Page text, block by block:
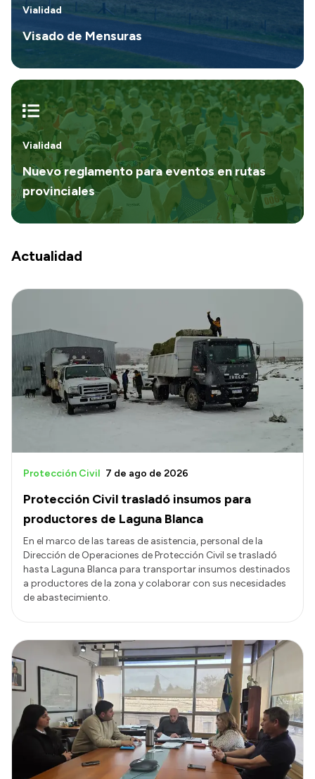
Visado de Mensuras
Vialidad
Nuevo reglamento para eventos en rutas
provinciales
Vialidad
Actualidad
Protección Civil trasladó insumos para
productores de Laguna Blanca
Protección Civil 7 de ago de 2026
En el marco de las tareas de asistencia, personal de la
Dirección de Operaciones de Protección Civil se trasladó
hasta Laguna Blanca para transportar insumos destinados
a productores de la zona y colaborar con sus necesidades
de abastecimiento.